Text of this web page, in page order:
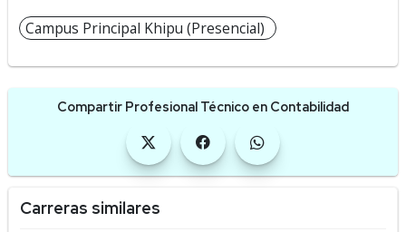
Campus Principal Khipu (Presencial)
Compartir Profesional Técnico en Contabilidad
Carreras similares